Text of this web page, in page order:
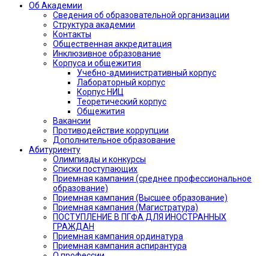
Об Академии
Сведения об образовательной организации
Структура академии
Контакты
Общественная аккредитация
Инклюзивное образование
Корпуса и общежития
Учебно-административный корпус
Лабораторный корпус
Корпус НИЦ
Теоретический корпус
Общежития
Вакансии
Противодействие коррупции
Дополнительное образование
Абитуриенту
Олимпиады и конкурсы
Списки поступающих
Приемная кампания (среднее профессиональное
образование)
Приемная кампания (Высшее образование)
Приемная кампания (Магистратура)
ПОСТУПЛЕНИЕ В ПГФА ДЛЯ ИНОСТРАННЫХ
ГРАЖДАН
Приемная кампания ординатура
Приемная кампания аспирантура